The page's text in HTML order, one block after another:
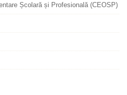
Școlară și Profesională (CEOSP)